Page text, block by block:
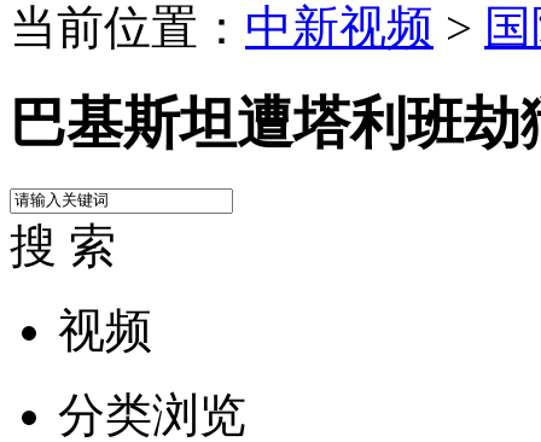
当前位置： 中新视频 >
巴基斯坦遭塔利班劫
搜 索
视频
分类浏览